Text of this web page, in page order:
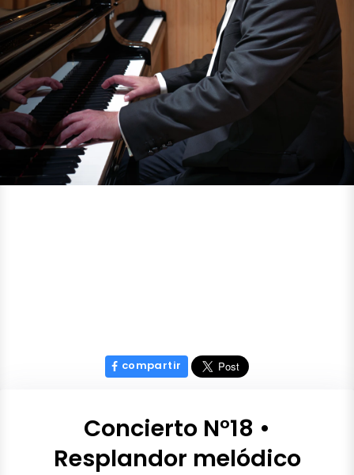
compartir
Concierto N°18 •
Resplandor melódico